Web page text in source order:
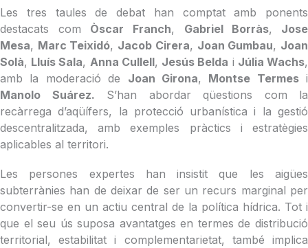
Les tres taules de debat han comptat amb ponents
destacats com Òscar Franch, Gabriel Borràs,
Jose
Mesa, Marc Teixidó, Jacob Cirera, Joan Gumbau, Joan
Solà, Lluís Sala, Anna Cullell, Jesús Belda i Júlia Wachs,
amb la moderació de Joan Girona, Montse Termesi
Manolo Suárez. S’han abordar qüestions com la
recàrrega d’aqüífers, la protecció urbanística i la gestió
descentralitzada, amb exemples pràctics i estratègies
aplicables al territori.
Les persones expertes han insistit que les aigües
subterrànies han de deixar de ser un recurs marginal per
convertir-se en un actiu central de la política hídrica. Tot i
que el seu ús suposa avantatges en termes de distribució
territorial, estabilitat i complementarietat, també implica